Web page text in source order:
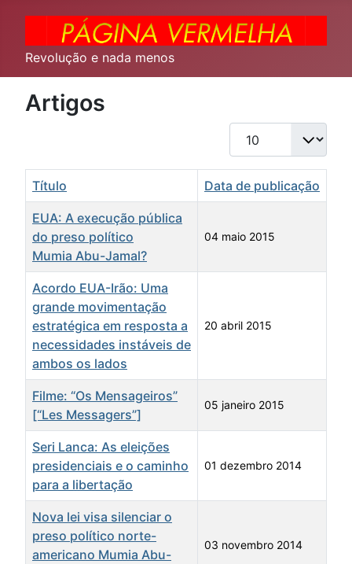
Revolução e nada menos
Artigos
Qtd. a exibir
Título Data de publicação
EUA: A execução pública
do preso político
Mumia Abu-Jamal?
04 maio 2015
Acordo EUA-Irão: Uma
grande movimentação
estratégica em resposta a
necessidades instáveis de
ambos os lados
20 abril 2015
Filme: “Os Mensageiros”
[“Les Messagers”]
05 janeiro 2015
Seri Lanca: As eleições
presidenciais e o caminho
para a libertação
01 dezembro 2014
Nova lei visa silenciar o
preso político norte-
americano Mumia Abu-
03 novembro 2014